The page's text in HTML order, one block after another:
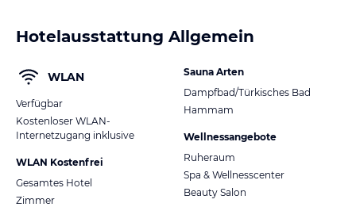
Hotelausstattung Allgemein
WLAN
Verfügbar
Kostenloser WLAN-
Internetzugang inklusive
WLAN Kostenfrei
Gesamtes Hotel
Zimmer
Sauna Arten
Dampfbad/Türkisches Bad
Hammam
Wellnessangebote
Ruheraum
Spa & Wellnesscenter
Beauty Salon